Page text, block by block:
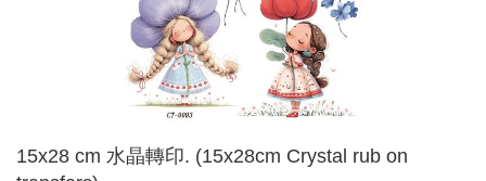
15x28 cm 水晶轉印. (15x28cm Crystal rub on